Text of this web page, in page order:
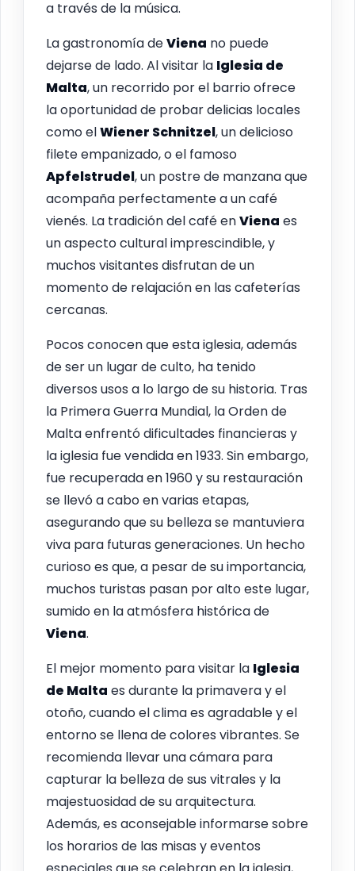
a través de la música.
La gastronomía deViena no puede
dejarse de lado. Al visitar la Iglesia de
Malta, un recorrido por el barrio ofrece
la oportunidad de probar delicias locales
como elWiener Schnitzel, un delicioso
filete empanizado, o el famoso
Apfelstrudel, un postre de manzana que
acompaña perfectamente a un café
vienés. La tradición del café enViena es
un aspecto cultural imprescindible, y
muchos visitantes disfrutan de un
momento de relajación en las cafeterías
cercanas.
Pocos conocen que esta iglesia, además
de ser un lugar de culto, ha tenido
diversos usos a lo largo de su historia. Tras
la Primera Guerra Mundial, la Orden de
Malta enfrentó dificultades financieras y
la iglesia fue vendida en 1933. Sin embargo,
fue recuperada en 1960 y su restauración
se llevó a cabo en varias etapas,
asegurando que su belleza se mantuviera
viva para futuras generaciones. Un hecho
curioso es que, a pesar de su importancia,
muchos turistas pasan por alto este lugar,
sumido en la atmósfera histórica de
Viena.
El mejor momento para visitar la Iglesia
de Malta es durante la primavera y el
otoño, cuando el clima es agradable y el
entorno se llena de colores vibrantes. Se
recomienda llevar una cámara para
capturar la belleza de sus vitrales y la
majestuosidad de su arquitectura.
Además, es aconsejable informarse sobre
los horarios de las misas y eventos